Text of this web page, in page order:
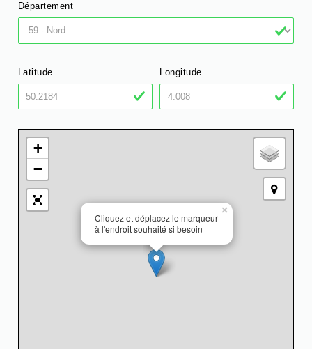
Département
Latitude Longitude
Cliquez et déplacez le marqueur
à l'endroit souhaité si besoin
×
+
−